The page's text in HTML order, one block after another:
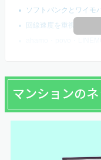
ソフトバンクとワイモ
回線速度を重視する人
マンションの